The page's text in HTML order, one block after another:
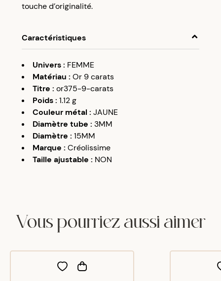
touche d’originalité.
Caractéristiques
Univers: FEMME
Matériau : Or 9 carats
Titre : or375-9-carats
Poids: 1.12g
Couleur métal: JAUNE
Diamètre tube : 3MM
Diamètre : 15MM
Marque : Créolissime
Taille ajustable : NON
Vous pourriez aussi aimer